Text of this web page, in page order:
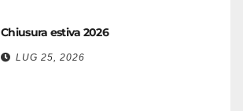
Chiusura estiva 2026
LUG 25, 2026